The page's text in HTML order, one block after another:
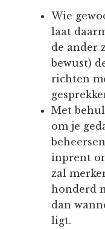
Wie
laat
de ander
bewust)
richten
Met
om je
inprent
zal
honderd
dan
ligt.